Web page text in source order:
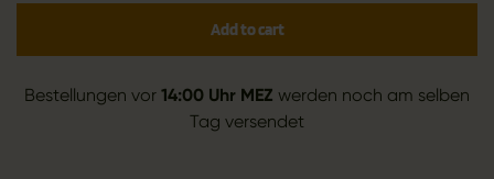
Add to cart
Bestellungen vor 14:00 Uhr MEZ werden noch am selben
Tag versendet